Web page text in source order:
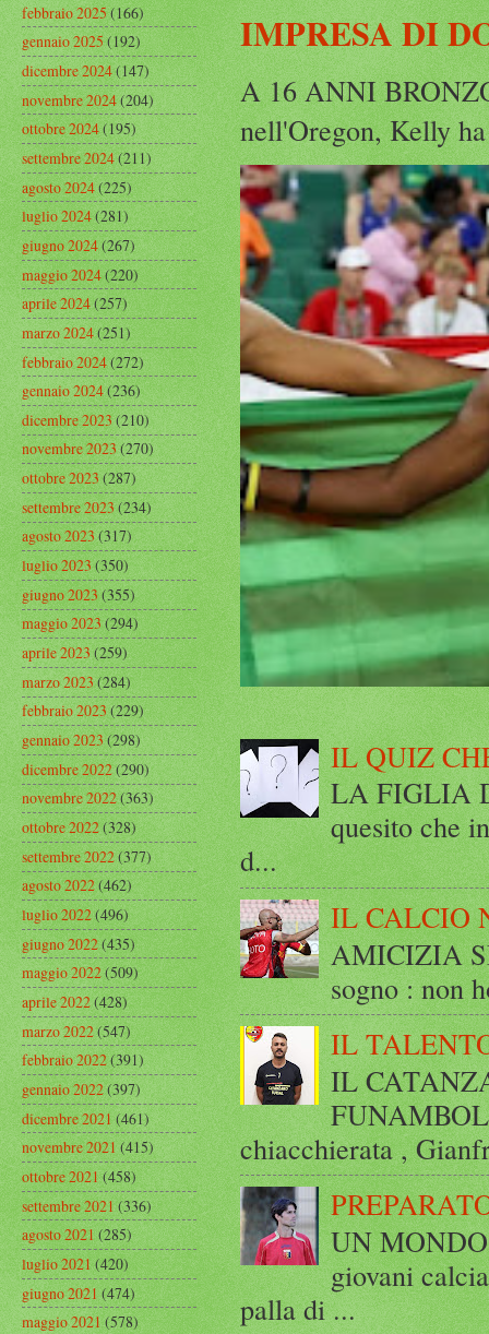
IMPRESA DI
A 16 ANNI
nell'Oregon, Kelly
IL QUIZ
LA FIGLIA
quesito che
d...
IL CALCIO
AMICIZIA
sogno : non
IL
IL
chiacchierata ,
UN
giovani
palla di ...
febbraio 2025(166)
gennaio 2025(192)
dicembre 2024(147)
novembre 2024(204)
ottobre 2024(195)
settembre 2024(211)
agosto 2024(225)
luglio 2024(281)
giugno 2024(267)
maggio 2024(220)
aprile 2024(257)
marzo 2024(251)
febbraio 2024(272)
gennaio 2024(236)
dicembre 2023(210)
novembre 2023(270)
ottobre 2023(287)
settembre 2023(234)
agosto 2023(317)
luglio 2023(350)
giugno 2023(355)
maggio 2023(294)
aprile 2023(259)
marzo 2023(284)
febbraio 2023(229)
gennaio 2023(298)
dicembre 2022(290)
novembre 2022(363)
ottobre 2022(328)
settembre 2022(377)
agosto 2022(462)
luglio 2022(496)
giugno 2022(435)
maggio 2022(509)
aprile 2022(428)
marzo 2022(547)
febbraio 2022(391)
gennaio 2022(397)
dicembre 2021(461)
novembre 2021(415)
ottobre 2021(458)
settembre 2021(336)
agosto 2021(285)
luglio 2021(420)
giugno 2021(474)
maggio 2021(578)